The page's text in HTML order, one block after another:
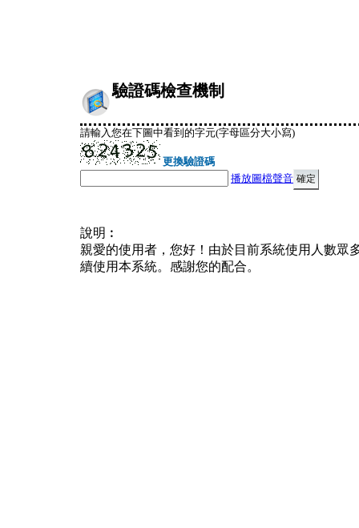
驗證碼檢查機制
請輸入您在下圖中看到的字元(字母區分大小寫)
更換驗證碼
播放圖檔聲音
說明︰
親愛的使用者，您好！由於目前系統使用人數眾
續使用本系統。感謝您的配合。